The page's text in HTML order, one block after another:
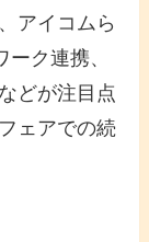
アイコムら
ク連携、
どが注目点
ェアでの続